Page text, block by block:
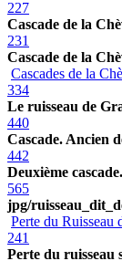
227
Cascade de la
231
Cascade de la
Cascades de la
334
Le ruisseau de
440
Cascade. Ancien
442
Deuxième
565
jpg/
Perte du Ruisseau
241
Perte du ruisseau